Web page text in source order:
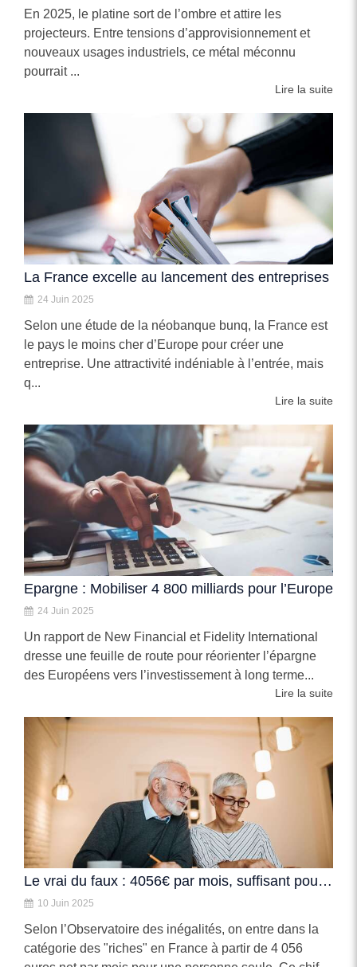
En 2025, le platine sort de l’ombre et attire les
projecteurs. Entre tensions d’approvisionnement et
nouveaux usages industriels, ce métal méconnu
pourrait ...
Lire la suite
La France excelle au lancement des entreprises
24 Juin 2025
Selon une étude de la néobanque bunq, la France est
le pays le moins cher d’Europe pour créer une
entreprise. Une attractivité indéniable à l’entrée, mais
q...
Lire la suite
Epargne : Mobiliser 4 800 milliards pour l’Europe
24 Juin 2025
Un rapport de New Financial et Fidelity International
dresse une feuille de route pour réorienter l’épargne
des Européens vers l’investissement à long terme...
Lire la suite
Le vrai du faux : 4056€ par mois, suffisant pour être riche ?
10 Juin 2025
Selon l’Observatoire des inégalités, on entre dans la
catégorie des "riches" en France à partir de 4 056